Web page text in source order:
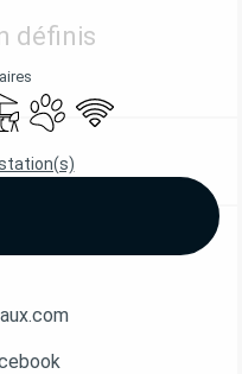
définis
Animaux acceptés
WiFi